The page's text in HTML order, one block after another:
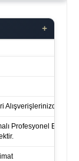
+
Alışverişlerinizde ücret
Profesyonel